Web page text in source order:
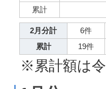
累計
2月分計 6件
累計
19件
※累計額は